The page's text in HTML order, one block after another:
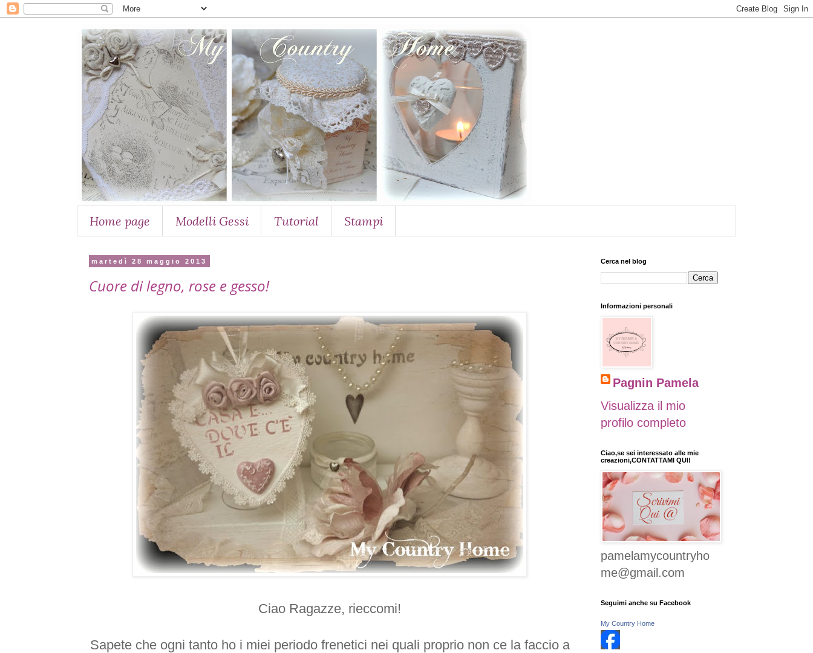
Home page Modelli Gessi Tutorial Stampi
martedì 28 maggio 2013
Cuore di legno, rose e gesso!
Ciao Ragazze, rieccomi!
Sapete che ogni tanto ho i miei periodo frenetici nei quali proprio non ce la faccio a
Cerca nel blog
Informazioni personali
Pagnin Pamela
Visualizza il mio
profilo completo
Ciao,se sei interessato alle mie
creazioni,CONTATTAMI QUI!
pamelamycountryho
me@gmail.com
Seguimi anche su Facebook
My Country Home